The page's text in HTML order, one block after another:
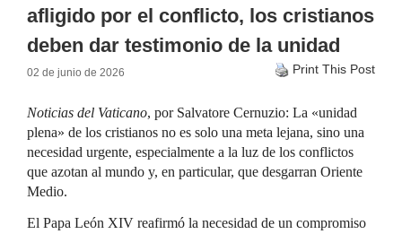
afligido por el conflicto, los cristianos
deben dar testimonio de la unidad
02 de junio de 2026 Print This Post
Noticias del Vaticano, por Salvatore Cernuzio: La «unidad
plena» de los cristianos no es solo una meta lejana, sino una
necesidad urgente, especialmente a la luz de los conflictos
que azotan al mundo y, en particular, que desgarran Oriente
Medio.
El Papa León XIV reafirmó la necesidad de un compromiso